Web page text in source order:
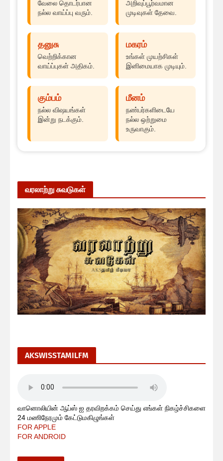
வேலை தொடர்பான
நல்ல வாய்ப்பு வரும்.
அறிவுப்பூர்வமான
முடிவுகள் தேவை.
தனுசு
வெற்றிக்கான
வாய்ப்புகள் அதிகம்.
மகரம்
உங்கள் முயற்சிகள்
இனிமையாக முடியும்.
கும்பம்
நல்ல விஷயங்கள்
இன்று நடக்கும்.
மீனம்
நண்பர்களிடையே
நல்ல ஒற்றுமை
உருவாகும்.
வரலாற்று சுவடுகள்
AKSWISSTAMILFM
வானொலியின் ஆப்ஸ் ஐ தரவிறக்கம் செய்து எங்கள் நிகழ்ச்சிகளை
24 மணிநேரமும் கேட்டுமகிழுங்கள்
FOR APPLE
FOR ANDROID